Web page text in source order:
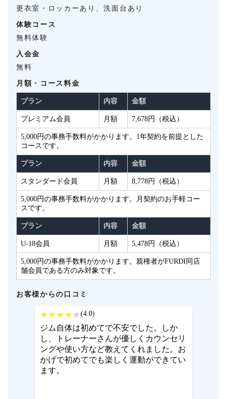
更衣室・ロッカーあり、洗面台あり
体験コース
無料体験
入会金
無料
月額・コース料金
プラン 内容 金額
プレミアム会員 月額 7,678円（税込）
5,000円の事務手数料がかかります。1年契約を前提とした
コースです。
プラン 内容 金額
スタンダード会員 月額 8,778円（税込）
5,000円の事務手数料がかかります。月契約のお手軽コー
スです。
プラン 内容 金額
U-18会員 月額 5,478円（税込）
5,000円の事務手数料がかかります。親権者がFURDI同店
舗会員である方のみ対象です。
お客様からの口コミ
(4.0)
ジム自体は初めてで不安でした。しか
し、トレーナーさんが優しくカウンセリ
ングや使い方など教えてくれました。お
かげで初めてでも楽しく運動ができてい
ます。